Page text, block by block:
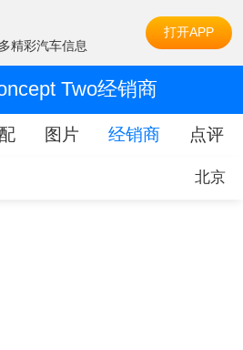
精彩汽车信息
打开APP
Two经销商
图片 经销商 点评
北京